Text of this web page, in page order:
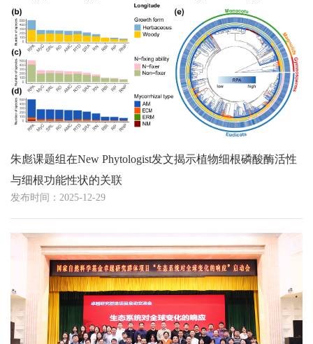
朱彪课题组在New Phytologist发文揭示植物细根磷酸酶活性
与细根功能性状的关联
发布时间：2025-12-29